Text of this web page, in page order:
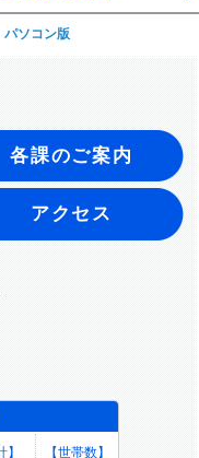
パソコン版
各課のご案内
アクセス